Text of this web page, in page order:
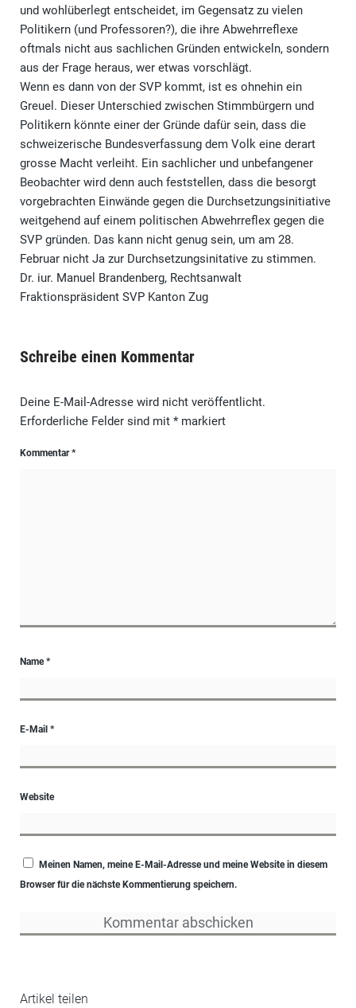
und wohlüberlegt entscheidet, im Gegensatz zu vielen
Politikern (und Professoren?), die ihre Abwehrreflexe
oftmals nicht aus sachlichen Gründen entwickeln, sondern
aus der Frage heraus, wer etwas vorschlägt.
Wenn es dann von der SVP kommt, ist es ohnehin ein
Greuel. Dieser Unterschied zwischen Stimmbürgern und
Politikern könnte einer der Gründe dafür sein, dass die
schweizerische Bundesverfassung dem Volk eine derart
grosse Macht verleiht. Ein sachlicher und unbefangener
Beobachter wird denn auch feststellen, dass die besorgt
vorgebrachten Einwände gegen die Durchsetzungsinitiative
weitgehend auf einem politischen Abwehrreflex gegen die
SVP gründen. Das kann nicht genug sein, um am 28.
Februar nicht Ja zur Durchsetzungsinitative zu stimmen.
Dr. iur. Manuel Brandenberg, Rechtsanwalt
Fraktionspräsident SVP Kanton Zug
Schreibe einen Kommentar
Deine E-Mail-Adresse wird nicht veröffentlicht.
Erforderliche Felder sind mit *markiert
Kommentar*
Name*
E-Mail *
Website
Meinen Namen, meine E-Mail-Adresse und meine Website in diesem
Browser für die nächste Kommentierung speichern.
Artikel teilen